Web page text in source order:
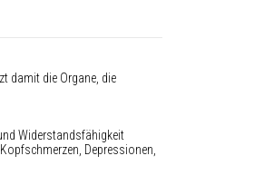
damit die Organe, die
Widerstandsfähigkeit
Depressionen,